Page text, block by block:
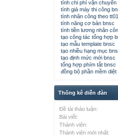
tính chi phí vận chuyển
tính giá máy thi công
tính nhân công theo
tính năng cơ bản bnsc
tính tiền lương nhân
tạo công tác tổng hợp
tạo mẫu template bnsc
tạo nhiều hạng mục
tạo định mức mới bnsc
tổng hợp phím tắt bnsc
đồng bộ phần mềm
Thống kê diễn đàn
Đề tài thảo luận:
Bài viết:
Thành viên:
Thành viên mới nhất: